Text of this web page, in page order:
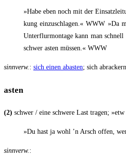
»Habe eben noch mit der
kung ein­zu­schla­gen.« WWW »Da
Unter­flur­mon­ta­ge kann man
schwer asten müs­sen.« WWW
sinn­verw. : sich einen abas­ten; sich
asten
(2) schwer / eine schwe­re Last tra­gen;
»Du hast ja wohl ’n Arsch offen,
sinn­verw. :